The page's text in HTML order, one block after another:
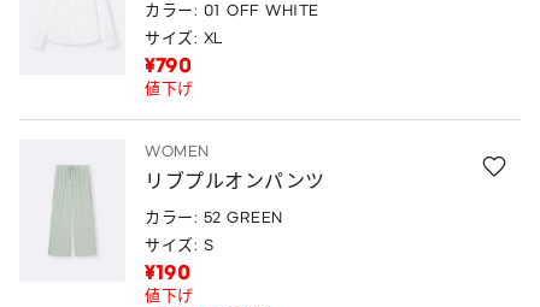
カラー: 01 OFF WHITE
サイズ: XL
¥790
値下げ
WOMEN
リブプルオンパンツ
カラー: 52 GREEN
サイズ: S
¥190
値下げ